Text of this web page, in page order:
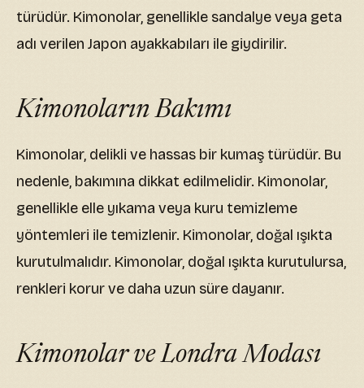
türüdür. Kimonolar, genellikle sandalye veya geta
adı verilen Japon ayakkabıları ile giydirilir.
Kimonoların Bakımı
Kimonolar, delikli ve hassas bir kumaş türüdür. Bu
nedenle, bakımına dikkat edilmelidir. Kimonolar,
genellikle elle yıkama veya kuru temizleme
yöntemleri ile temizlenir. Kimonolar, doğal ışıkta
kurutulmalıdır. Kimonolar, doğal ışıkta kurutulursa,
renkleri korur ve daha uzun süre dayanır.
Kimonolar ve Londra Modası